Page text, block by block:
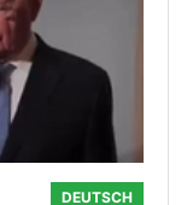
DEUTSCH